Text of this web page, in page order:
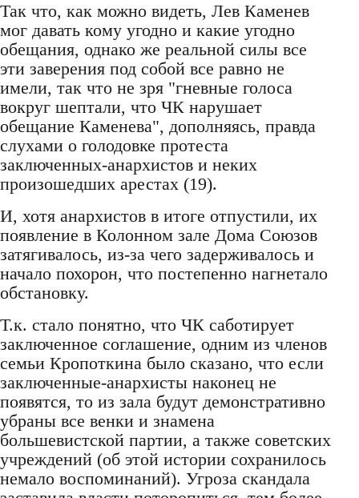
Так что, как можно видеть, Лев Каменев
мог давать кому угодно и какие угодно
обещания, однако же реальной силы все
эти заверения под собой все равно не
имели, так что не зря "гневные голоса
вокруг шептали, что ЧК нарушает
обещание Каменева", дополняясь, правда
слухами о голодовке протеста
заключенных-анархистов и неких
произошедших арестах (19).
И, хотя анархистов в итоге отпустили, их
появление в Колонном зале Дома Союзов
затягивалось, из-за чего задерживалось и
начало похорон, что постепенно нагнетало
обстановку.
Т.к. стало понятно, что ЧК саботирует
заключенное соглашение, одним из членов
семьи Кропоткина было сказано, что если
заключенные-анархисты наконец не
появятся, то из зала будут демонстративно
убраны все венки и знамена
большевистской партии, а также советских
учреждений (об этой истории сохранилось
немало воспоминаний). Угроза скандала